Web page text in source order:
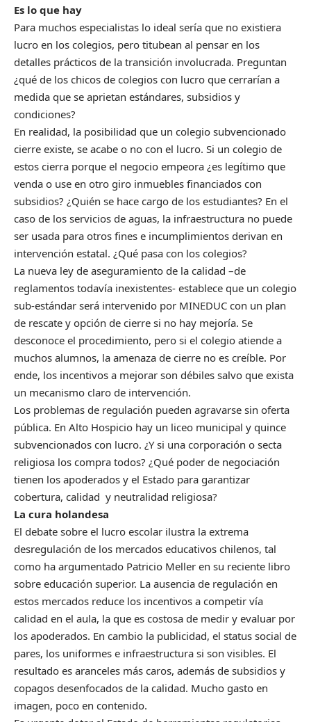
Es lo que hay
Para muchos especialistas lo ideal sería que no existiera
lucro en los colegios, pero titubean al pensar en los
detalles prácticos de la transición involucrada. Preguntan
¿qué de los chicos de colegios con lucro que cerrarían a
medida que se aprietan estándares, subsidios y
condiciones?
En realidad, la posibilidad que un colegio subvencionado
cierre existe, se acabe o no con el lucro. Si un colegio de
estos cierra porque el negocio empeora ¿es legítimo que
venda o use en otro giro inmuebles financiados con
subsidios? ¿Quién se hace cargo de los estudiantes? En el
caso de los servicios de aguas, la infraestructura no puede
ser usada para otros fines e incumplimientos derivan en
intervención estatal. ¿Qué pasa con los colegios?
La nueva ley de aseguramiento de la calidad –de
reglamentos todavía inexistentes- establece que un colegio
sub-estándar será intervenido por MINEDUC con un plan
de rescate y opción de cierre si no hay mejoría. Se
desconoce el procedimiento, pero si el colegio atiende a
muchos alumnos, la amenaza de cierre no es creíble. Por
ende, los incentivos a mejorar son débiles salvo que exista
un mecanismo claro de intervención.
Los problemas de regulación pueden agravarse sin oferta
pública. En Alto Hospicio hay un liceo municipal y quince
subvencionados con lucro. ¿Y si una corporación o secta
religiosa los compra todos? ¿Qué poder de negociación
tienen los apoderados y el Estado para garantizar
cobertura, calidad y neutralidad religiosa?
La cura holandesa
El debate sobre el lucro escolar ilustra la extrema
desregulación de los mercados educativos chilenos, tal
como ha argumentado Patricio Meller en su reciente libro
sobre educación superior. La ausencia de regulación en
estos mercados reduce los incentivos a competir vía
calidad en el aula, la que es costosa de medir y evaluar por
los apoderados. En cambio la publicidad, el status social de
pares, los uniformes e infraestructura si son visibles. El
resultado es aranceles más caros, además de subsidios y
copagos desenfocados de la calidad. Mucho gasto en
imagen, poco en contenido.